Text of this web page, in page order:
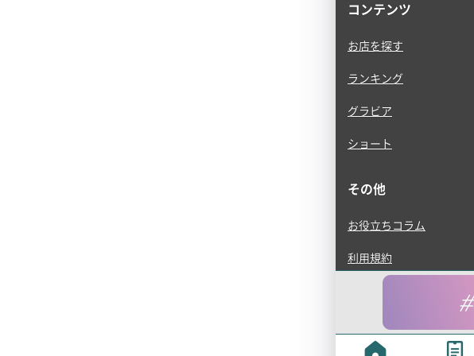
コンテンツ
お店を探す
ランキング
グラビア
ショート
その他
お役立ちコラム
利用規約
運営会社